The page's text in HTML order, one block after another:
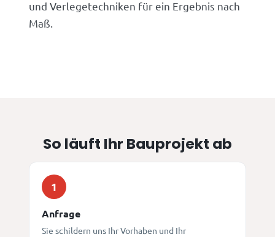
und Verlegetechniken für ein Ergebnis nach
Maß.
So läuft Ihr Bauprojekt ab
1
Anfrage
Sie schildern uns Ihr Vorhaben und Ihr